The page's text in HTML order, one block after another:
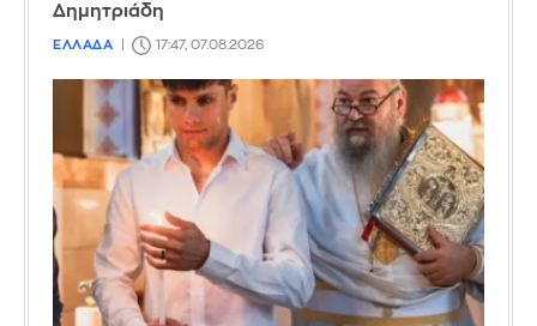
Δημητριάδη
ΕΛΛΑΔΑ 17:47, 07.08.2026